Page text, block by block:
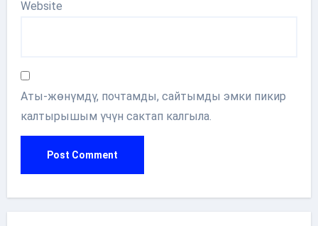
Website
Аты-жөнүмдү, почтамды, сайтымды эмки пикир
калтырышым үчүн сактап калгыла.